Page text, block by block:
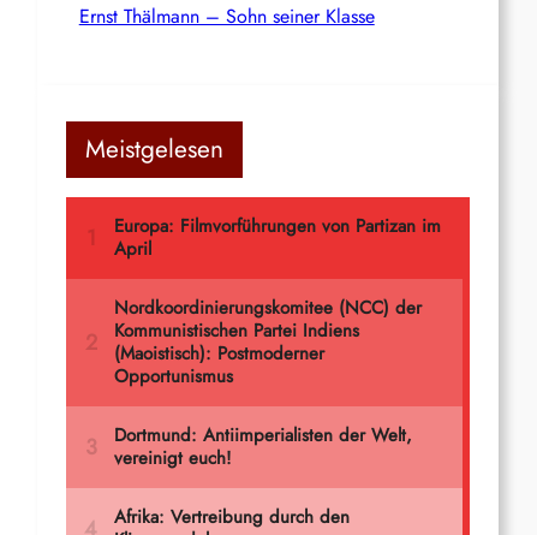
Ernst Thälmann – Sohn seiner Klasse
Meistgelesen